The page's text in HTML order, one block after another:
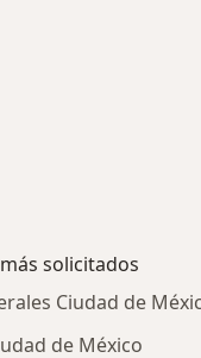
solicitados
Ciudad de
de México